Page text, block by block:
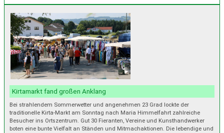
Kirtamarkt fand großen Anklang
Bei strahlendem Sommerwetter und angenehmen 23 Grad lockte der
traditionelle Kirta-Markt am Sonntag nach Maria Himmelfahrt zahlreiche
Besucher ins Ortszentrum. Gut 30 Fieranten, Vereine und Kunsthandwerker
boten eine bunte Vielfalt an Ständen und Mitmachaktionen. Die lebendige und